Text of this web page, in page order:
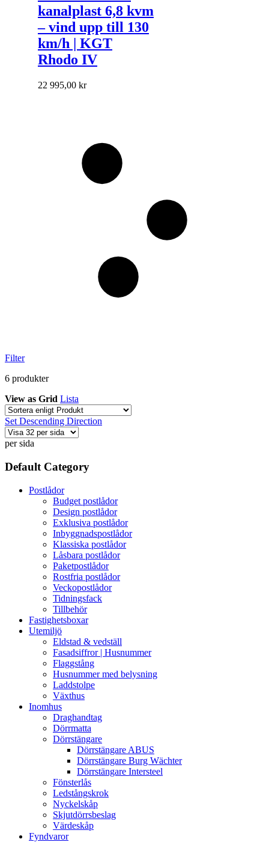
kanalplast 6,8 kvm
– vind upp till 130
km/h | KGT
Rhodo IV
22 995,00 kr
Filter
6 produkter
View as Grid Lista
Set Descending Direction
per sida
Default Category
Postlådor
Budget postlådor
Design postlådor
Exklusiva postlådor
Inbyggnadspostlådor
Klassiska postlådor
Låsbara postlådor
Paketpostlådor
Rostfria postlådor
Veckopostlådor
Tidningsfack
Tillbehör
Fastighetsboxar
Utemiljö
Eldstad & vedställ
Fasadsiffror | Husnummer
Flaggstång
Husnummer med belysning
Laddstolpe
Växthus
Inomhus
Draghandtag
Dörrmatta
Dörrstängare
Dörrstängare ABUS
Dörrstängare Burg Wächter
Dörrstängare Intersteel
Fönsterlås
Ledstångskrok
Nyckelskåp
Skjutdörrsbeslag
Värdeskåp
Fyndvaror